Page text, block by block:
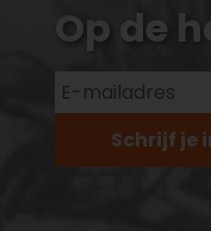
Op de
Schrijf je